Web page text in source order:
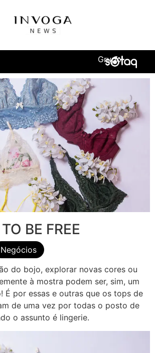
Grupo
BE FREE
Negócios
do bojo, explorar novas cores ou
à mostra podem ser, sim, um
É por essas e outras que os tops de
de uma vez por todas o posto de
o assunto é lingerie.